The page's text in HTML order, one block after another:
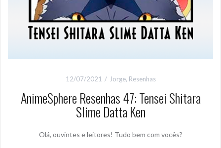
12/07/2021 Jorge, Resenhas
AnimeSphere Resenhas 47: Tensei Shitara
Slime Datta Ken
Olá, ouvintes e leitores! Tudo bem com vocês?